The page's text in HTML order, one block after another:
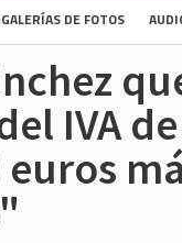
GALERÍAS DE FOTOS
IVA